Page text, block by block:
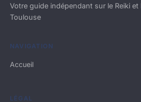
Votre guide indépendant sur le Reiki et
Toulouse
NAVIGATION
Accueil
LÉGAL